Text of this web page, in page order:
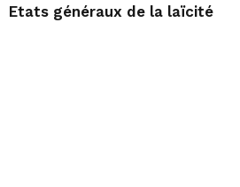
Etats généraux de la laïcité